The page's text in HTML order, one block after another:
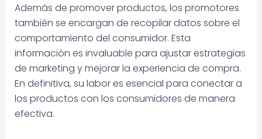
Además de promover productos, los promotores
también se encargan de recopilar datos sobre el
comportamiento del consumidor. Esta
información es invaluable para ajustar estrategias
de marketing y mejorar la experiencia de compra.
En definitiva, su labor es esencial para conectar a
los productos con los consumidores de manera
efectiva.